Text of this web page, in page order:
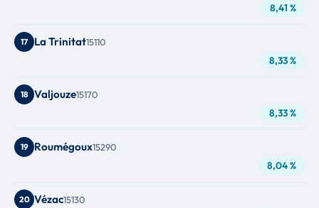
8,41 %
17 La Trinitat15110
8,33 %
18 Valjouze15170
8,33 %
19 Roumégoux15290
8,04 %
20 Vézac15130